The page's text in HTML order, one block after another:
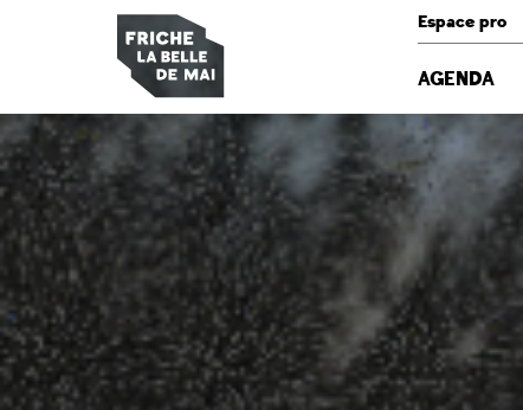
Espace pro
AGENDA
Panneau de gestion des cookies